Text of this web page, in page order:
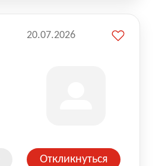
20.07.2026
Откликнуться